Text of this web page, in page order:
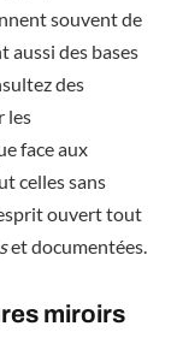
souvent de
aussi des bases
des
les
face aux
celles sans
ouvert tout
et documentées.
miroirs